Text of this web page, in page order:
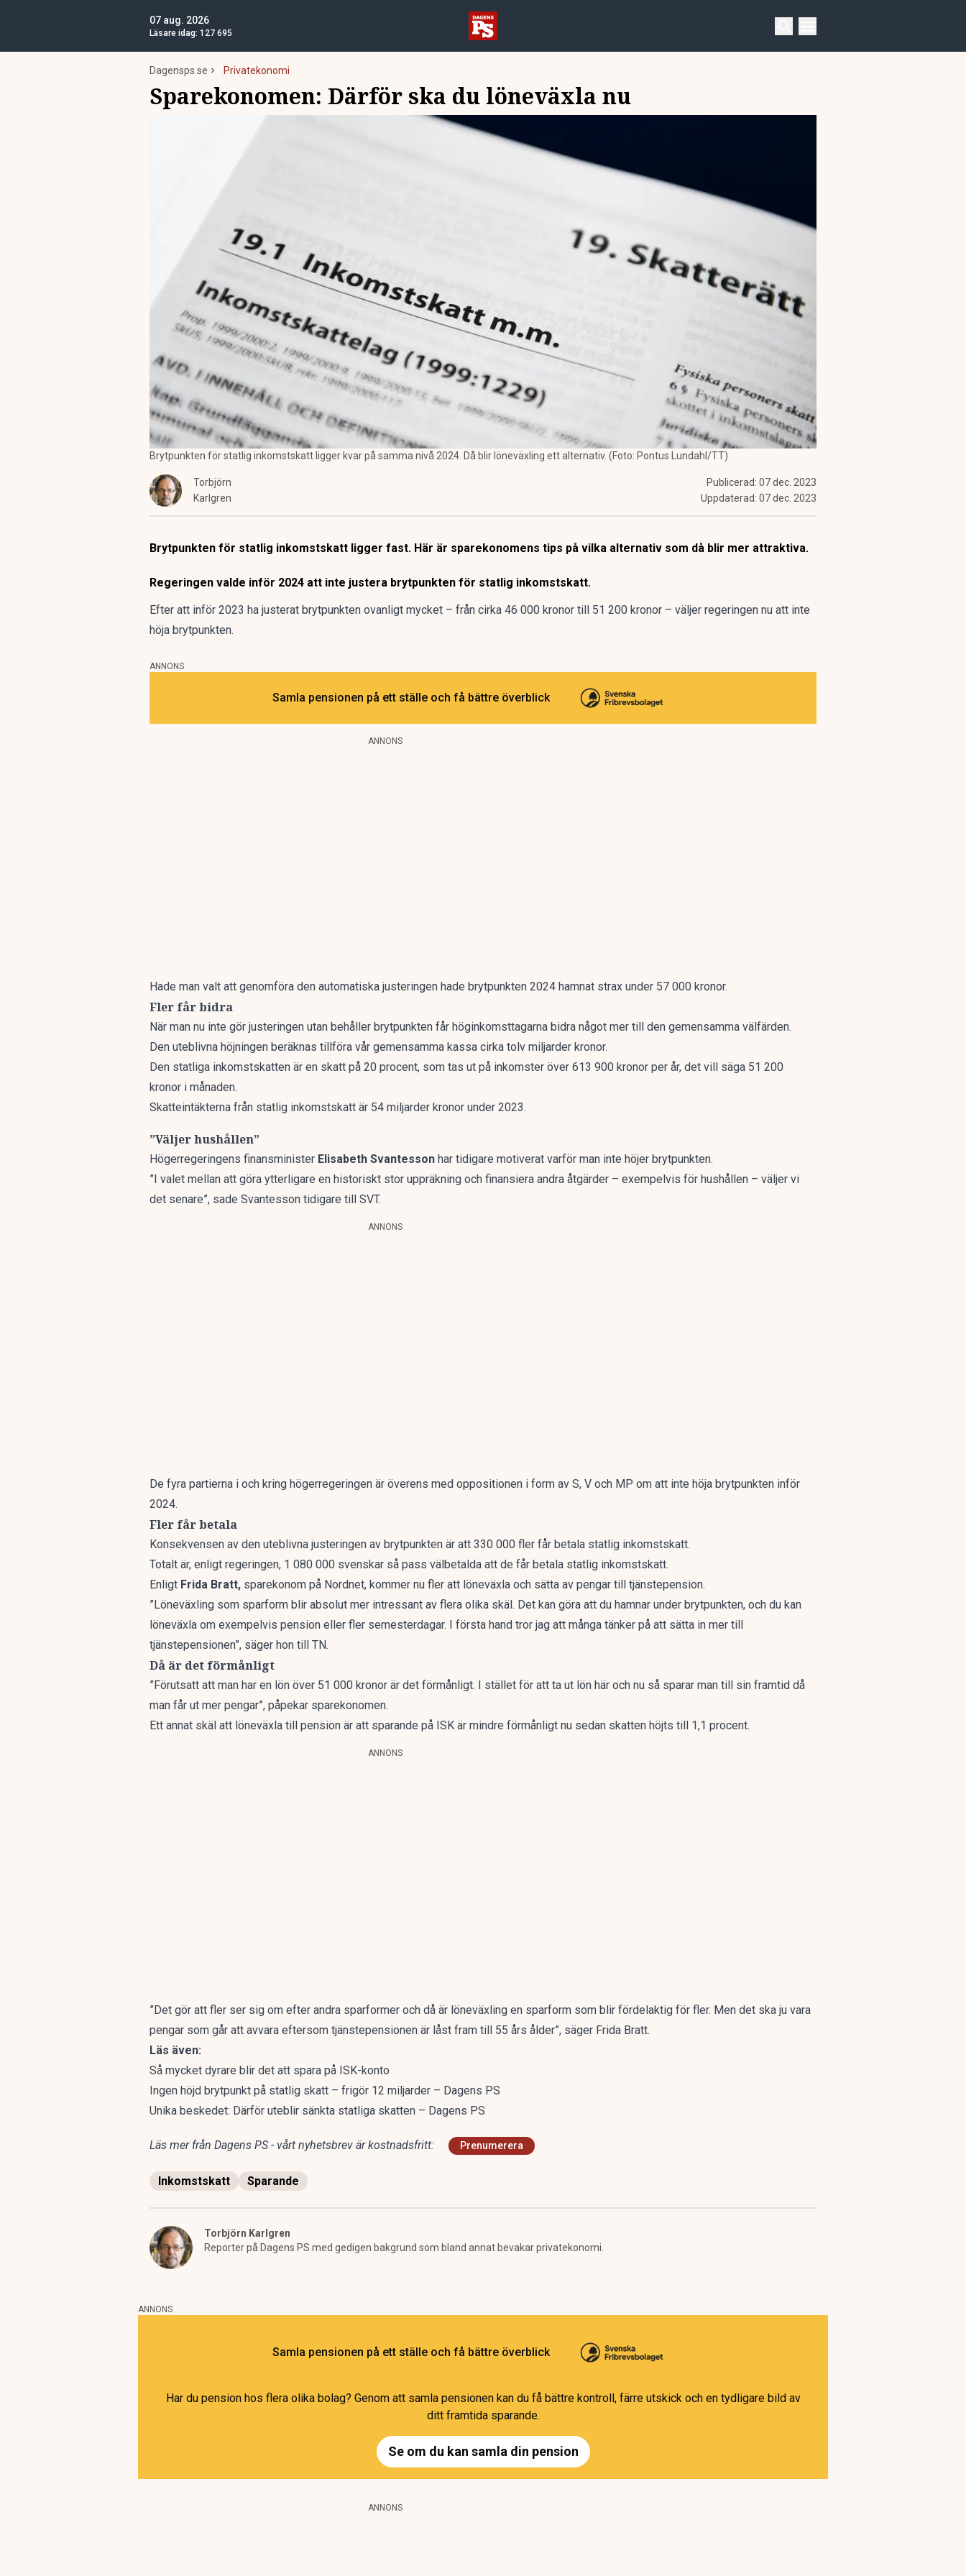
07 aug. 2026
Läsare idag: 127 695
Dagensps.se Privatekonomi
Sparekonomen: Därför ska du löneväxla nu
Brytpunkten för statlig inkomstskatt ligger kvar på samma nivå 2024. Då blir löneväxling ett alternativ. (Foto: Pontus Lundahl/TT)
Torbjörn
Karlgren
Publicerad: 07 dec. 2023
Uppdaterad: 07 dec. 2023
Brytpunkten för statlig inkomstskatt ligger fast. Här är sparekonomens tips på vilka alternativ som då blir mer attraktiva.
Regeringen valde inför 2024 att inte justera brytpunkten för statlig inkomstskatt.
Efter att inför 2023 ha justerat brytpunkten ovanligt mycket – från cirka 46 000 kronor till 51 200 kronor – väljer regeringen nu att inte
höja brytpunkten.
ANNONS
Samla pensionen på ett ställe och få bättre överblick
ANNONS
Hade man valt att genomföra den automatiska justeringen hade brytpunkten 2024 hamnat strax under 57 000 kronor.
Fler får bidra
När man nu inte gör justeringen utan behåller brytpunkten får höginkomsttagarna bidra något mer till den gemensamma välfärden.
Den uteblivna höjningen beräknas tillföra vår gemensamma kassa cirka tolv miljarder kronor.
Den statliga inkomstskatten är en skatt på 20 procent, som tas ut på inkomster över 613 900 kronor per år, det vill säga 51 200
kronor i månaden.
Skatteintäkterna från statlig inkomstskatt är 54 miljarder kronor under 2023.
”Väljer hushållen”
Högerregeringens finansminister Elisabeth Svantesson har tidigare motiverat varför man inte höjer brytpunkten.
”I valet mellan att göra ytterligare en historiskt stor uppräkning och finansiera andra åtgärder – exempelvis för hushållen – väljer vi
det senare”, sade Svantesson tidigare till SVT.
ANNONS
De fyra partierna i och kring högerregeringen är överens med oppositionen i form av S, V och MP om att inte höja brytpunkten inför
2024.
Fler får betala
Konsekvensen av den uteblivna justeringen av brytpunkten är att 330 000 fler får betala statlig inkomstskatt.
Totalt är, enligt regeringen, 1 080 000 svenskar så pass välbetalda att de får betala statlig inkomstskatt.
Enligt Frida Bratt, sparekonom på Nordnet, kommer nu fler att löneväxla och sätta av pengar till tjänstepension.
”Löneväxling som sparform blir absolut mer intressant av flera olika skäl. Det kan göra att du hamnar under brytpunkten, och du kan
löneväxla om exempelvis pension eller fler semesterdagar. I första hand tror jag att många tänker på att sätta in mer till
tjänstepensionen”, säger hon till TN.
Då är det förmånligt
”Förutsatt att man har en lön över 51 000 kronor är det förmånligt. I stället för att ta ut lön här och nu så sparar man till sin framtid då
man får ut mer pengar”, påpekar sparekonomen.
Ett annat skäl att löneväxla till pension är att sparande på ISK är mindre förmånligt nu sedan skatten höjts till 1,1 procent.
ANNONS
”Det gör att fler ser sig om efter andra sparformer och då är löneväxling en sparform som blir fördelaktig för fler. Men det ska ju vara
pengar som går att avvara eftersom tjänstepensionen är låst fram till 55 års ålder”, säger Frida Bratt.
Läs även:
Så mycket dyrare blir det att spara på ISK-konto
Ingen höjd brytpunkt på statlig skatt – frigör 12 miljarder – Dagens PS
Unika beskedet: Därför uteblir sänkta statliga skatten – Dagens PS
Läs mer från Dagens PS - vårt nyhetsbrev är kostnadsfritt: Prenumerera
Inkomstskatt Sparande
Torbjörn Karlgren
Reporter på Dagens PS med gedigen bakgrund som bland annat bevakar privatekonomi.
ANNONS
Samla pensionen på ett ställe och få bättre överblick
Har du pension hos flera olika bolag? Genom att samla pensionen kan du få bättre kontroll, färre utskick och en tydligare bild av
ditt framtida sparande.
Se om du kan samla din pension
ANNONS